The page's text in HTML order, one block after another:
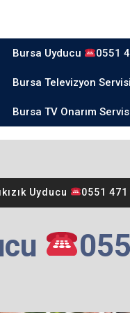
Bursa Uyducu
0551
Bursa Televizyon Servisi
Bursa TV Onarım
Uyducu 0551 471